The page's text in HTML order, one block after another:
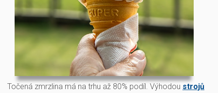
Točená zmrzlina má na trhu až 80% podíl. Výhodou strojů